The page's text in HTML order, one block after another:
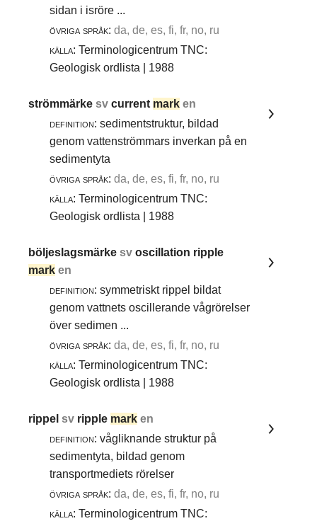
sidan i isröre ...
övriga språk: da, de, es, fi, fr, no, ru
källa: Terminologicentrum TNC:
Geologisk ordlista | 1988
strömmärkesvcurrent mark en
definition: sedimentstruktur, bildad
genom vattenströmmars inverkan på en
sedimentyta
övriga språk: da, de, es, fi, fr, no, ru
källa: Terminologicentrum TNC:
Geologisk ordlista | 1988
böljeslagsmärkesvoscillation ripple
mark en
definition: symmetriskt rippel bildat
genom vattnets oscillerande vågrörelser
över sedimen ...
övriga språk: da, de, es, fi, fr, no, ru
källa: Terminologicentrum TNC:
Geologisk ordlista | 1988
rippelsv ripple mark en
definition: vågliknande struktur på
sedimentyta, bildad genom
transportmediets rörelser
övriga språk: da, de, es, fi, fr, no, ru
källa: Terminologicentrum TNC: